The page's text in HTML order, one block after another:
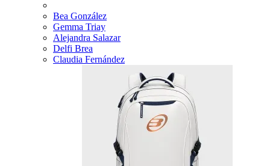
Bea González
Gemma Triay
Alejandra Salazar
Delfi Brea
Claudia Fernández